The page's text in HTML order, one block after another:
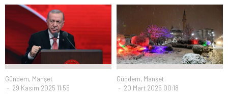
Gündem, Manşet
29 Kasım 2025 11:55
Gündem, Manşet
20 Mart 2025 00:18